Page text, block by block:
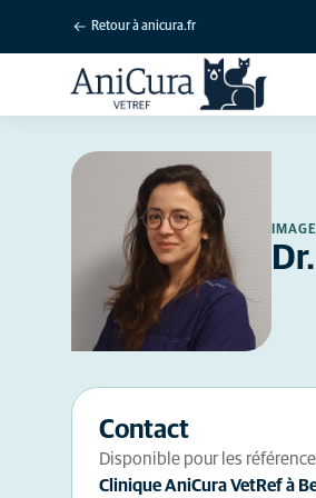
Retour à anicura.fr
Contact
Disponible pour les
Clinique AniCura VetRef à